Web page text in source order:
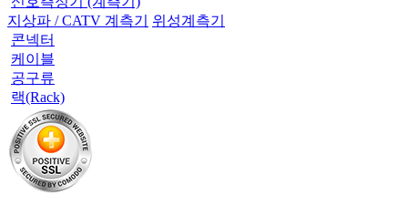
지상파 / CATV 계측기
위성계측기
콘넥터
케이블
공구류
랙(Rack)